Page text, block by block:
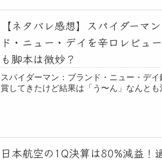
【ネタバレ感想】スパイダーマ
ド・ニュー・デイを辛口レビュ
も脚本は微妙？
スパイダーマン：ブランド・ニュー・デ
賞してきたけど結果は「う〜ん」なんとも
日本航空の1Q決算は80%減益！